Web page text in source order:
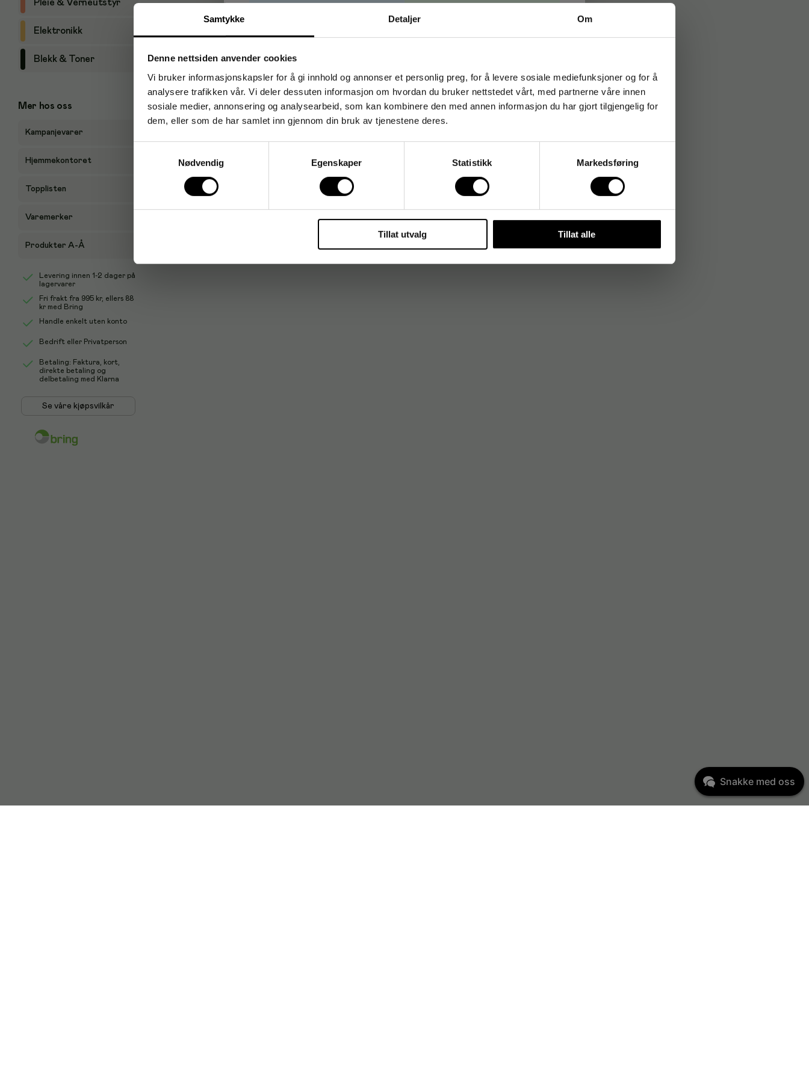
Samtykke Detaljer Om
Denne nettsiden anvender cookies
Vi bruker informasjonskapsler for å gi innhold og annonser et personlig preg, for å levere sosiale mediefunksjoner og for å
analysere trafikken vår. Vi deler dessuten informasjon om hvordan du bruker nettstedet vårt, med partnerne våre innen
sosiale medier, annonsering og analysearbeid, som kan kombinere den med annen informasjon du har gjort tilgjengelig for
dem, eller som de har samlet inn gjennom din bruk av tjenestene deres.
Nødvendig
Egenskaper Statistikk Markedsføring
Tillat utvalg Tillat alle
Pleie & Verneutstyr
Elektronikk
Blekk & Toner
Mer hos oss
Kampanjevarer
Hjemmekontoret
Topplisten
Varemerker
Produkter A-Å
Levering innen 1-2 dager på
lagervarer
Fri frakt fra 995 kr, ellers 88
kr med Bring
Handle enkelt uten konto
Bedrift eller Privatperson
Betaling: Faktura, kort,
direkte betaling og
delbetaling med Klarna
Se våre kjøpsvilkår
→
Prisene visesutenmva
Privat
Prisene visesmedmva
Snakke med oss